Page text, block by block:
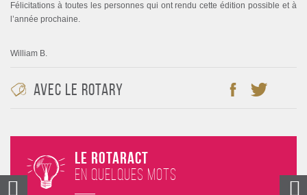
Félicitations à toutes les personnes qui ont rendu cette édition possible et à
l’année prochaine.
William B.
Avec le rotary
Le Rotaract
en quelques mots